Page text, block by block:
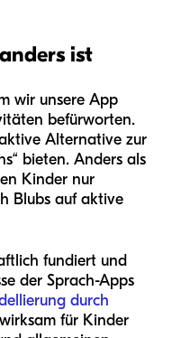
ist
wir unsere App
befürworten.
Alternative zur
bieten. Anders als
Kinder nur
Blubs auf aktive
fundiert und
der Sprach-Apps
durch
für Kinder